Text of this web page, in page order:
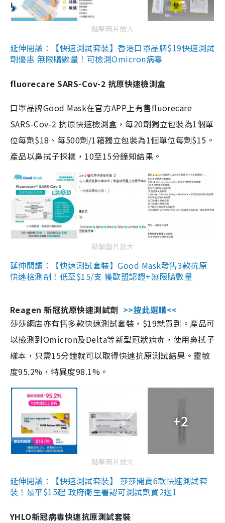
點擊圖片放大
延伸閱讀：【快速測試套裝】香港口罩品牌$19快速測試
劑優惠 無限購數量！可檢測Omicron病毒
fluorecare SARS-Cov-2 抗原快速檢測盒
口罩品牌Good Mask在官方APP上有售fluorecare
SARS-Cov-2 抗原快速檢測盒，每20劑獨立包裝為1個單
位每劑$18、每500劑/1箱獨立包裝為1個單位每劑$15。
產品以鼻拭子採樣，10至15分鐘知結果。
點擊圖片放大
延伸閱讀：【快速測試套裝】Good Mask發售3款抗原
快速檢測劑！低至$15/支 獲歐盟認證+無限購數量
Reagen 新冠抗原快速測試劑 >>按此選購<<
莎莎網店亦有售多款快速測試套裝，$19就買到。產品可
以檢測到Omicron及Delta等新型冠狀病毒，使用鼻拭子
樣本，只需15分鐘就可以取得快速抗原測試結果。靈敏
度95.2%，特異度98.1%。
+2
點擊圖片放大
延伸閱讀：【快速測試套裝】 莎莎開賣6款快速測試套
裝！最平$15起 政府衛生署認可測試劑買2送1
YHLO新冠病毒快速抗原測試套裝